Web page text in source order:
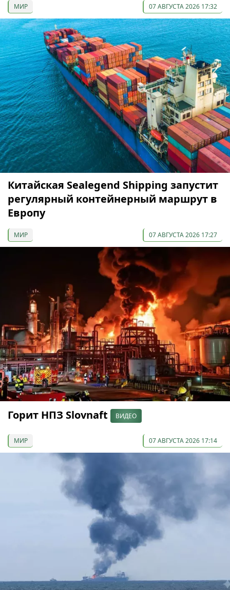
МИР 07 АВГУСТА 2026 17:32
Китайская Sealegend Shipping запустит
регулярный контейнерный маршрут в
Европу
МИР 07 АВГУСТА 2026 17:27
Горит НПЗ Slovnaft ВИДЕО
МИР 07 АВГУСТА 2026 17:14